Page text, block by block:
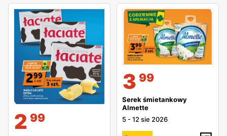
2 99
3 99
Serek śmietankowy
Almette
5 -12 sie 2026